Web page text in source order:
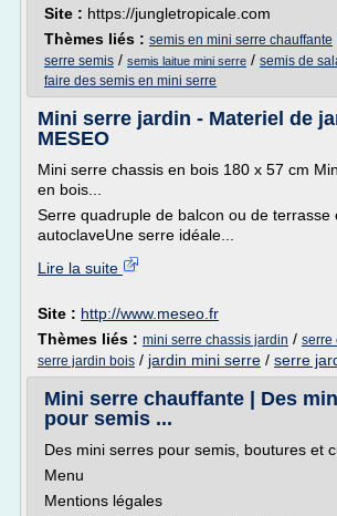
Site : https://jungletropicale.com
Thèmes liés : semis en mini serre chauffante
serre semis / semis laitue mini serre / semis de
faire des semis en mini serre
Mini serre jardin - Materiel de
MESEO
Mini serre chassis en bois 180 x 57 cm
en bois...
Serre quadruple de balcon ou de terrasse
autoclaveUne serre idéale...
Lire la suite
Site : http://www.meseo.fr
Thèmes liés : mini serre chassis jardin / serre
serre jardin bois / jardin mini serre / serre
Mini serre chauffante | Des
pour semis ...
Des mini serres pour semis, boutures et
Menu
Mentions légales